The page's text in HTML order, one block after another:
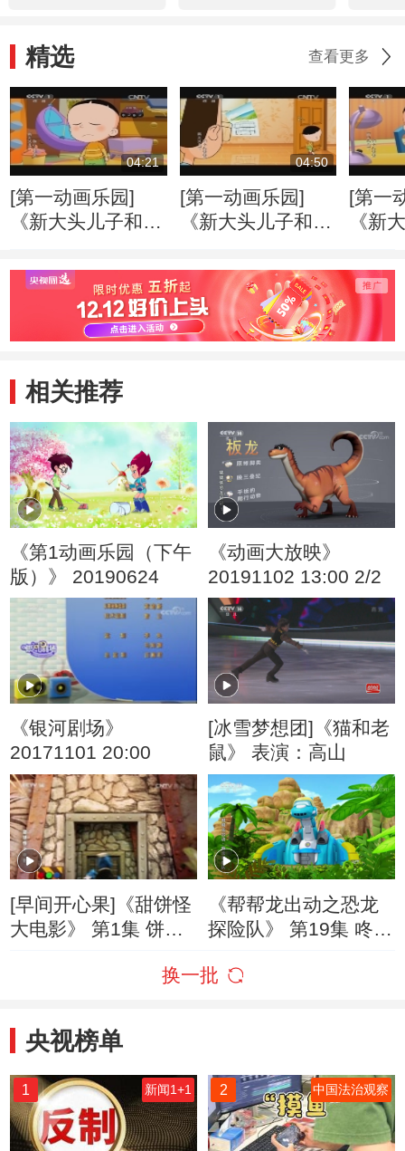
精选 查看更多
04:21
[第一动画乐园]
《新大头儿子和小
季） 好朋友
04:50
[第一动画乐园]
《新大头儿子和小
季） 戴眼镜的大
头儿子
[第一
《新
季）
旧玩具
相关推荐
《第1动画乐园（下午
版）》 20190624
《动画大放映》
20191102 13:00 2/2
《银河剧场》
20171101 20:00
[冰雪梦想团]《猫和老
鼠》 表演：高山
[早间开心果]《甜饼怪
大电影》 第1集 饼饼7
《帮帮龙出动之恐龙
探险队》 第19集 咚
换一批
央视榜单
1 新闻1+1 2 中国法治观察